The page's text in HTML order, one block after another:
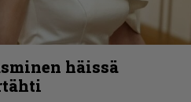
häissä